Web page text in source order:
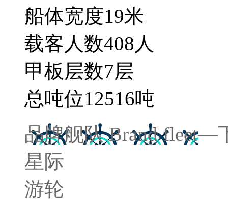
船体宽度19米
载客人数408 人
甲板层数7层
总吨位12516吨
品牌舰队Brand fleet—
星际
游轮